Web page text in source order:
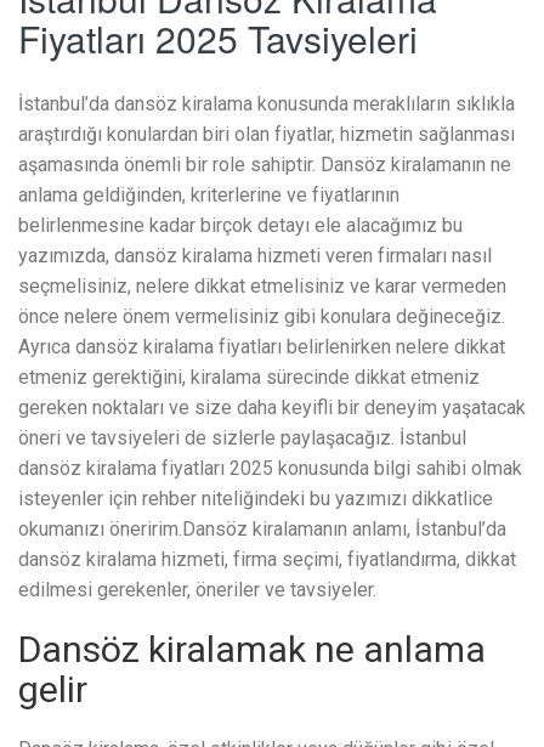
Fiyatları 2025 Tavsiyeleri
İstanbul’da dansöz kiralama konusunda meraklıların sıklıkla
araştırdığı konulardan biri olan fiyatlar, hizmetin sağlanması
aşamasında önemli bir role sahiptir. Dansöz kiralamanın ne
anlama geldiğinden, kriterlerine ve fiyatlarının
belirlenmesine kadar birçok detayı ele alacağımız bu
yazımızda, dansöz kiralama hizmeti veren firmaları nasıl
seçmelisiniz, nelere dikkat etmelisiniz ve karar vermeden
önce nelere önem vermelisiniz gibi konulara değineceğiz.
Ayrıca dansöz kiralama fiyatları belirlenirken nelere dikkat
etmeniz gerektiğini, kiralama sürecinde dikkat etmeniz
gereken noktaları ve size daha keyifli bir deneyim yaşatacak
öneri ve tavsiyeleri de sizlerle paylaşacağız. İstanbul
dansöz kiralama fiyatları 2025 konusunda bilgi sahibi olmak
isteyenler için rehber niteliğindeki bu yazımızı dikkatlice
okumanızı öneririm.Dansöz kiralamanın anlamı, İstanbul’da
dansöz kiralama hizmeti, firma seçimi, fiyatlandırma, dikkat
edilmesi gerekenler, öneriler ve tavsiyeler.
Dansöz kiralamak ne anlama
gelir